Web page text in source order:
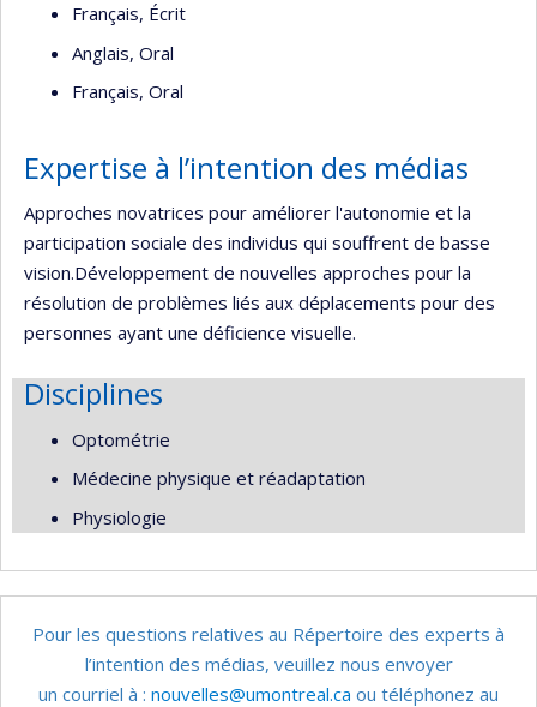
Français, Écrit
Anglais, Oral
Français, Oral
Expertise à l’intention des médias
Approches novatrices pour améliorer l'autonomie et la
participation sociale des individus qui souffrent de basse
vision.Développement de nouvelles approches pour la
résolution de problèmes liés aux déplacements pour des
personnes ayant une déficience visuelle.
Disciplines
Optométrie
Médecine physique et réadaptation
Physiologie
Pour les questions relatives au Répertoire des experts à
l’intention des médias, veuillez nous envoyer
un courriel à : nouvelles@umontreal.ca ou téléphonez au